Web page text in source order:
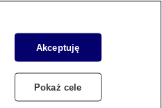
Akceptuję
Pokaż cele